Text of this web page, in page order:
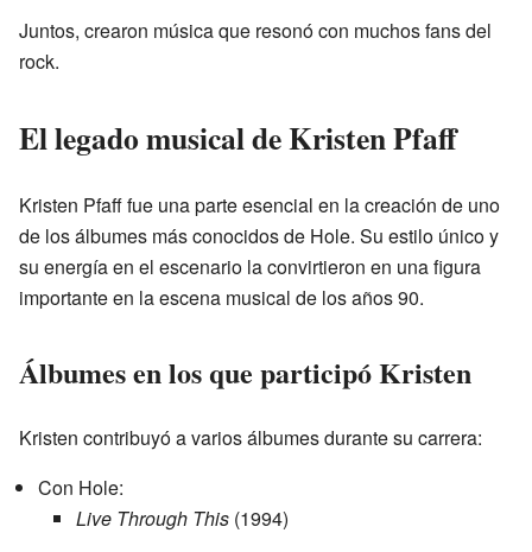
Juntos, crearon música que resonó con muchos fans del
rock.
El legado musical de Kristen Pfaff
Kristen Pfaff fue una parte esencial en la creación de uno
de los álbumes más conocidos de Hole. Su estilo único y
su energía en el escenario la convirtieron en una figura
importante en la escena musical de los años 90.
Álbumes en los que participó Kristen
Kristen contribuyó a varios álbumes durante su carrera:
Con Hole:
Live Through This (1994)